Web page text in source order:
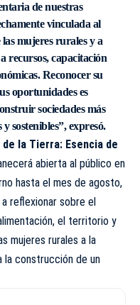
de nuestras
vinculada al
mujeres rurales y a
recursos, capacitación
Reconocer su
oportunidades es
sociedades más
sostenibles”, expresó.
de la Tierra: Esencia de
abierta al público en
hasta el mes de agosto,
reflexionar sobre el
el territorio y
mujeres rurales a la
la construcción de un